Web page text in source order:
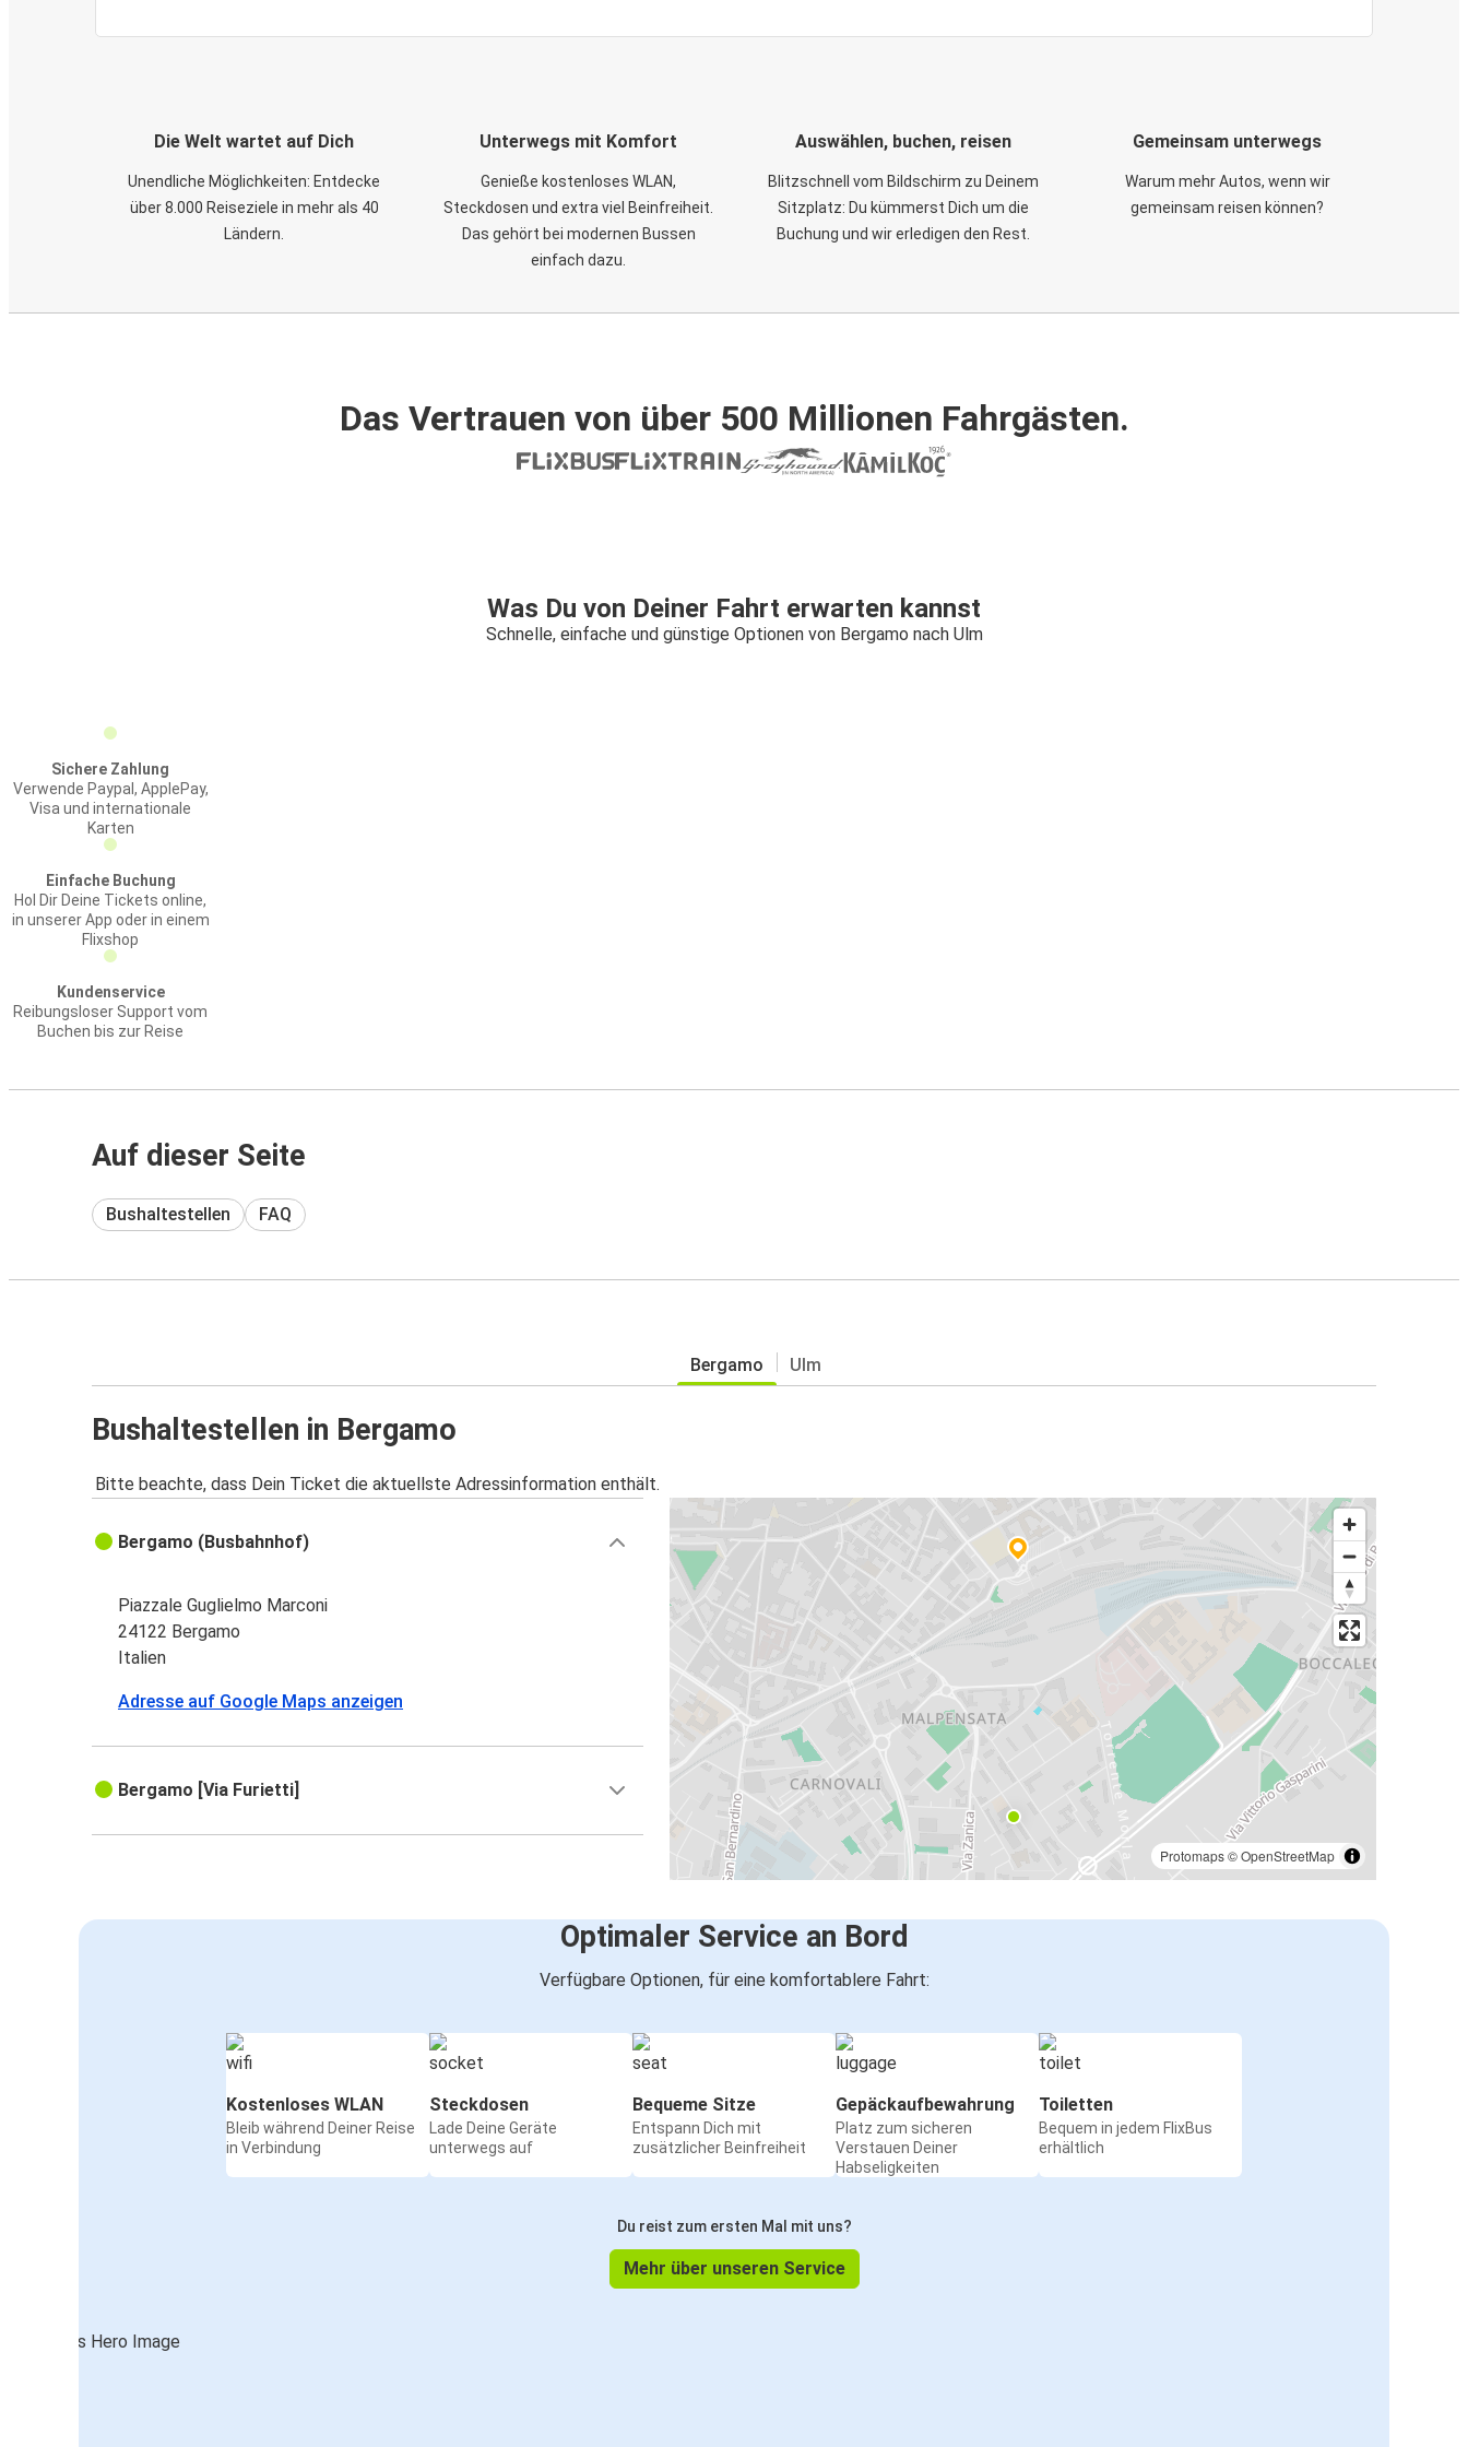
Die Welt wartet auf Dich
Unendliche Möglichkeiten: Entdecke
über 8.000 Reiseziele in mehr als 40
Ländern.
Unterwegs mit Komfort
Genieße kostenloses WLAN,
Steckdosen und extra viel Beinfreiheit.
Das gehört bei modernen Bussen
einfach dazu.
Auswählen, buchen, reisen
Blitzschnell vom Bildschirm zu Deinem
Sitzplatz: Du kümmerst Dich um die
Buchung und wir erledigen den Rest.
Gemeinsam unterwegs
Warum mehr Autos, wenn wir
gemeinsam reisen können?
Das Vertrauen von über 500 Millionen Fahrgästen.
Was Du von Deiner Fahrt erwarten kannst
Schnelle, einfache und günstige Optionen von Bergamo nach Ulm
Sichere Zahlung
Verwende Paypal, ApplePay,
Visa und internationale
Karten
Einfache Buchung
Hol Dir Deine Tickets online,
in unserer App oder in einem
Flixshop
Kundenservice
Reibungsloser Support vom
Buchen bis zur Reise
Auf dieser Seite
Bushaltestellen FAQ
Bergamo Ulm
Bushaltestellen in Bergamo
Bitte beachte, dass Dein Ticket die aktuellste Adressinformation enthält.
Protomaps©OpenStreetMap
Bergamo (Busbahnhof)
Piazzale Guglielmo Marconi
24122 Bergamo
Italien
Adresse auf Google Maps anzeigen
Bergamo [Via Furietti]
Optimaler Service an Bord
Verfügbare Optionen, für eine komfortablere Fahrt:
Kostenloses WLAN
Bleib während Deiner Reise
in Verbindung
Steckdosen
Lade Deine Geräte
unterwegs auf
Bequeme Sitze
Entspann Dich mit
zusätzlicher Beinfreiheit
Gepäckaufbewahrung
Platz zum sicheren
Verstauen Deiner
Habseligkeiten
Toiletten
Bequem in jedem FlixBus
erhältlich
Du reist zum ersten Mal mit uns?
Mehr über unseren Service